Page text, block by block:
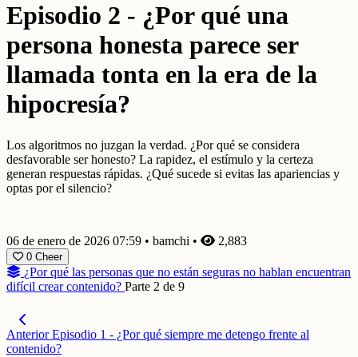
Episodio 2 - ¿Por qué una
persona honesta parece ser
llamada tonta en la era de la
hipocresía?
Los algoritmos no juzgan la verdad. ¿Por qué se considera
desfavorable ser honesto? La rapidez, el estímulo y la certeza
generan respuestas rápidas. ¿Qué sucede si evitas las apariencias y
optas por el silencio?
06 de enero de 2026 07:59 • bamchi • 2,883
0 Cheer
¿Por qué las personas que no están seguras no hablan encuentran
difícil crear contenido? Parte 2 de 9
Anterior Episodio 1 - ¿Por qué siempre me detengo frente al
contenido?